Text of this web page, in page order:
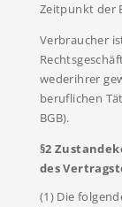
Zeitpunkt der
Verbraucher
wederihrer
beruflichen
BGB).
§2
des
(1) Die